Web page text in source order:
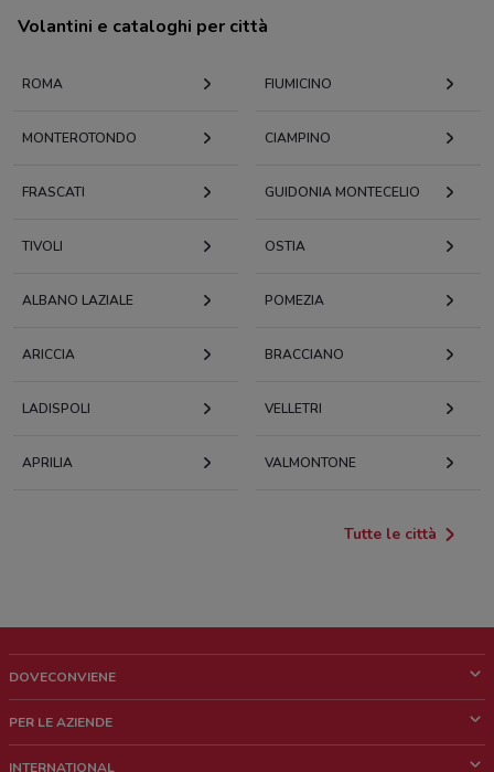
Volantini e cataloghi per città
ROMA FIUMICINO
MONTEROTONDO CIAMPINO
FRASCATI GUIDONIA MONTECELIO
TIVOLI OSTIA
ALBANO LAZIALE POMEZIA
ARICCIA BRACCIANO
LADISPOLI VELLETRI
APRILIA VALMONTONE
Tutte le città
DOVECONVIENE
Chi siamo
PER LE AZIENDE
INTERNATIONAL